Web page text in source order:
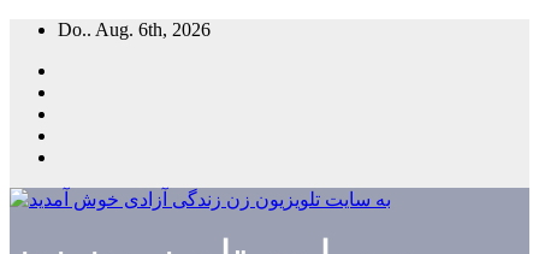
Zum
springen
Do.. Aug. 6th, 2026